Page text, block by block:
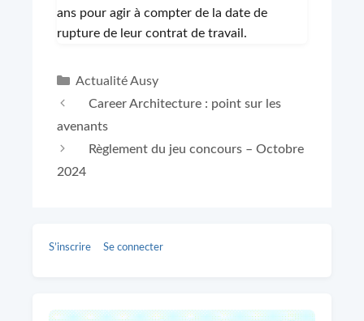
ans pour agir à compter de la date de
rupture de leur contrat de travail.
Catégories
Actualité Ausy
Career Architecture : point sur les
avenants
Règlement du jeu concours – Octobre
2024
S’inscrire Se connecter